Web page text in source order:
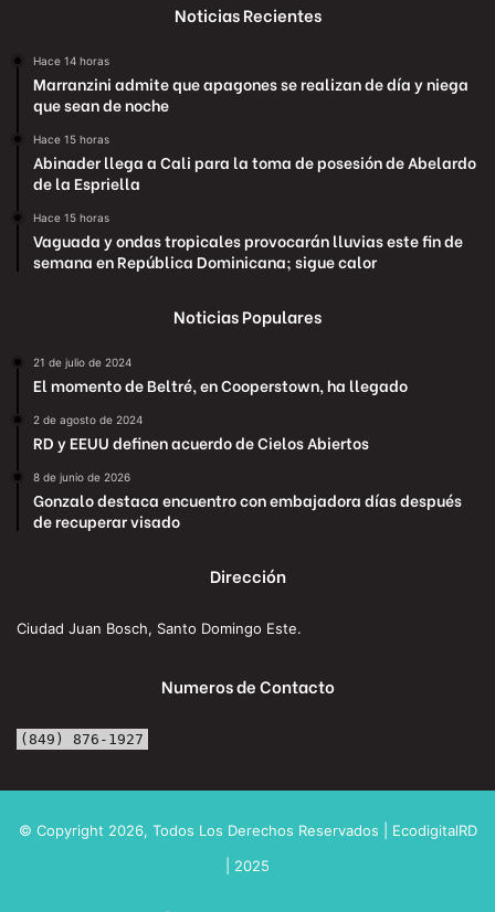
Noticias Recientes
Hace 14 horas
Marranzini admite que apagones se realizan de día y niega
que sean de noche
Hace 15 horas
Abinader llega a Cali para la toma de posesión de Abelardo
de la Espriella
Hace 15 horas
Vaguada y ondas tropicales provocarán lluvias este fin de
semana en República Dominicana; sigue calor
Noticias Populares
21 de julio de 2024
El momento de Beltré, en Cooperstown, ha llegado
2 de agosto de 2024
RD y EEUU definen acuerdo de Cielos Abiertos
8 de junio de 2026
Gonzalo destaca encuentro con embajadora días después
de recuperar visado
Dirección
Ciudad Juan Bosch, Santo Domingo Este.
Numeros de Contacto
(849) 876-1927
© Copyright 2026, Todos Los Derechos Reservados | EcodigitalRD
| 2025